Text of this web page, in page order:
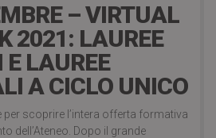
– VIRTUAL
2021: LAUREE
LAUREE
A CICLO UNICO
scoprire l’intera offerta formativa
dell’Ateneo. Dopo il grande